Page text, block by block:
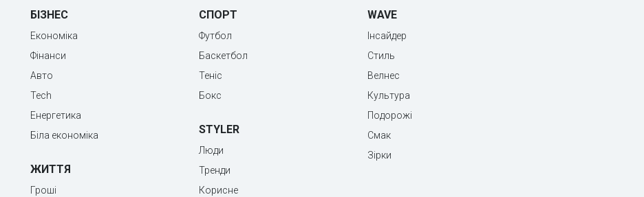
БІЗНЕС
Економіка
Фінанси
Авто
Tech
Енергетика
Біла економіка
ЖИТТЯ
Гроші
СПОРТ
Футбол
Баскетбол
Теніс
Бокс
STYLER
Люди
Тренди
Корисне
WAVE
Інсайдер
Стиль
Велнес
Культура
Подорожі
Смак
Зірки